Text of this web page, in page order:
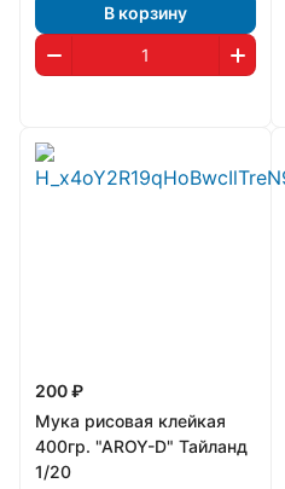
В корзину
200 ₽
Мука рисовая клейкая
400гр. "AROY-D" Тайланд
1/20